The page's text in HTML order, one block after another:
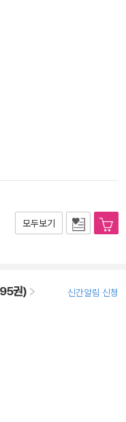
모두보기
95권) 신간알림 신청